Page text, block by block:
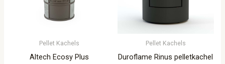
Pellet Kachels
Altech Ecosy Plus
Pellet Kachels
Duroflame Rinus pelletkachel